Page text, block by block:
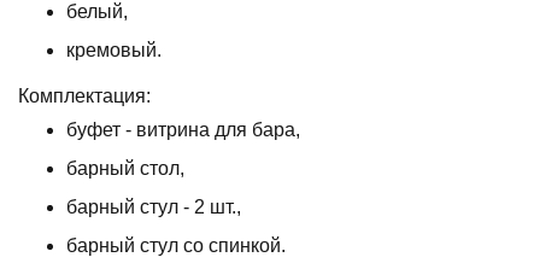
белый,
кремовый.
Комплектация:
буфет - витрина для бара,
барный стол,
барный стул - 2 шт.,
барный стул со спинкой.